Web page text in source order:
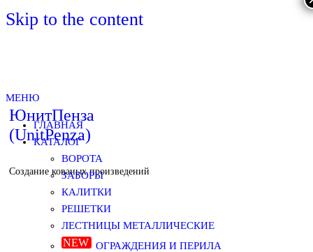
Skip to the content
ЮнитПенза
(UnitPenza)
Создание кованых произведений
МЕНЮ
ГЛАВНАЯ
КАТАЛОГ
ВОРОТА
ЗАБОРЫ
КАЛИТКИ
РЕШЕТКИ
ЛЕСТНИЦЫ МЕТАЛЛИЧЕСКИЕ
ОГРАЖДЕНИЯ И ПЕРИЛА